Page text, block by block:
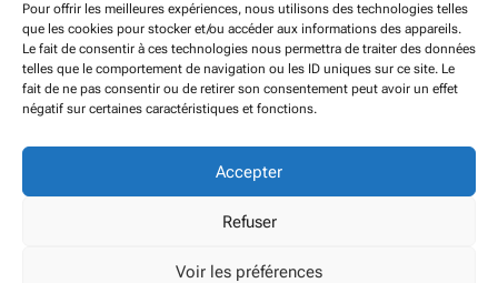
Pour offrir les meilleures expériences, nous utilisons des technologies telles
que les cookies pour stocker et/ou accéder aux informations des appareils.
Le fait de consentir à ces technologies nous permettra de traiter des données
telles que le comportement de navigation ou les ID uniques sur ce site. Le
fait de ne pas consentir ou de retirer son consentement peut avoir un effet
négatif sur certaines caractéristiques et fonctions.
Accepter
Refuser
Voir les préférences
Travaillons ensemble et rejoignez-nous !
LaCFDT lutte pour obtenir de nouveaux droits !
LaCFDT informe les salariés sur leurs droits !
https://www.cfdt-atos.org
Linkedin–cfdt@atos.net–Twitter